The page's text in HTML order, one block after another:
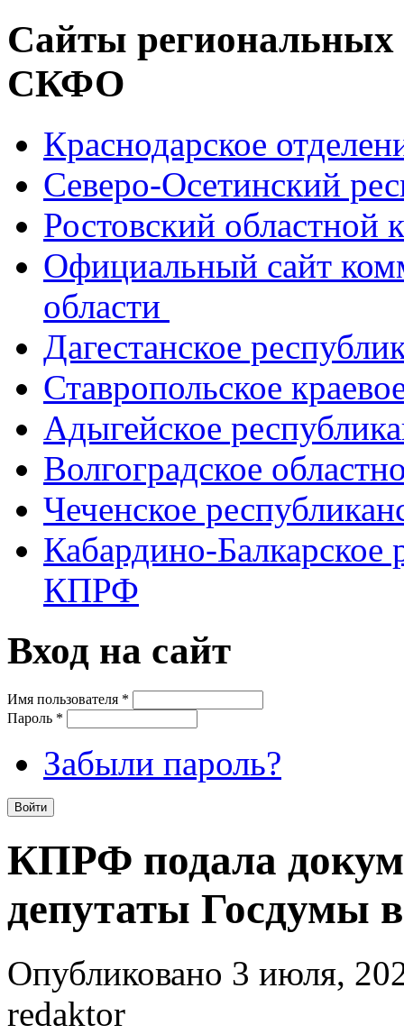
Сайты
СКФО
Краснодарское
Северо-Осетинский
Ростовский
Официальный сайт
области
Дагестанское
Ставропольское
Адыгейское
Волгоградское
Чеченское
Кабардино-Балкарское
КПРФ
Вход на сайт
Имя пользователя *
Пароль *
Забыли пароль?
КПРФ подала
депутаты Госдумы
Опубликовано 3 июля,
redaktor